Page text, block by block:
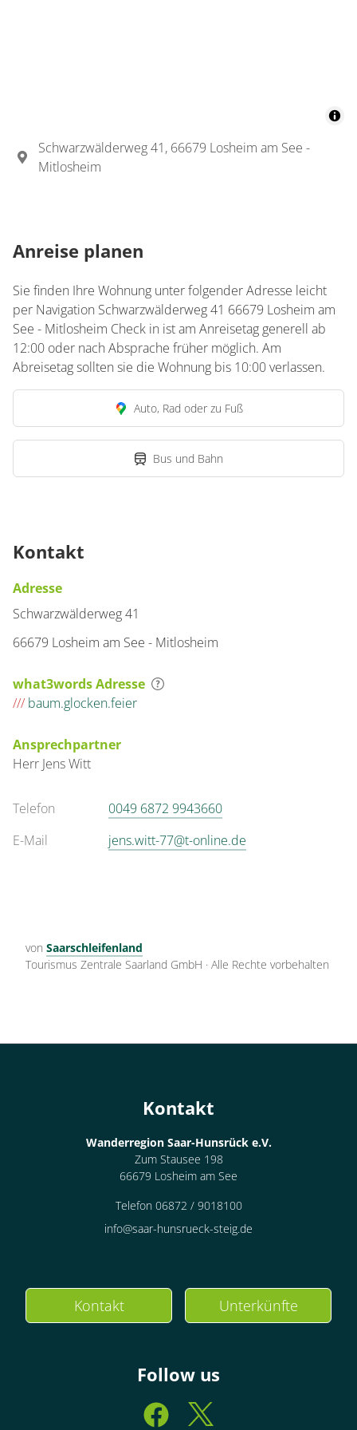
Schwarzwälderweg 41, 66679 Losheim am See -
Mitlosheim
Anreise planen
Sie finden Ihre Wohnung unter folgender Adresse leicht
per Navigation Schwarzwälderweg 41 66679 Losheim am
See - Mitlosheim Check in ist am Anreisetag generell ab
12:00 oder nach Absprache früher möglich. Am
Abreisetag sollten sie die Wohnung bis 10:00 verlassen.
Auto, Rad oder zu Fuß
Bus und Bahn
Kontakt
Adresse
Schwarzwälderweg 41
66679 Losheim am See - Mitlosheim
what3words Adresse
/// baum.glocken.feier
Ansprechpartner
Herr JensWitt
Telefon
0049 6872 9943660
E-Mail
jens.witt-77@t-online.de
von Saarschleifenland
Tourismus Zentrale Saarland GmbH · Alle Rechte vorbehalten
Kontakt
Wanderregion Saar-Hunsrück e.V.
Zum Stausee 198
66679 Losheim am See
Telefon 06872 / 9018100
info@saar-hunsrueck-steig.de
Kontakt Unterkünfte
Follow us